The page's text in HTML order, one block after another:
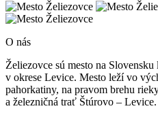
O nás
Želiezovce sú mesto na
v okrese Levice. Mesto leží vo
pahorkatiny, na pravom brehu
a železničná trať Štúrovo – Levice.